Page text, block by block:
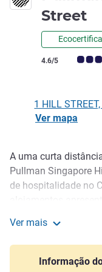
Street
Nota clientes Avis
4.6/5
1 HILL
Ver mapa
Descrição
A uma curta
Pullman Singapore
de hospitalidade no
contemporâneos
as lendárias raízes
comboio. Para além
Ver mais
Informação